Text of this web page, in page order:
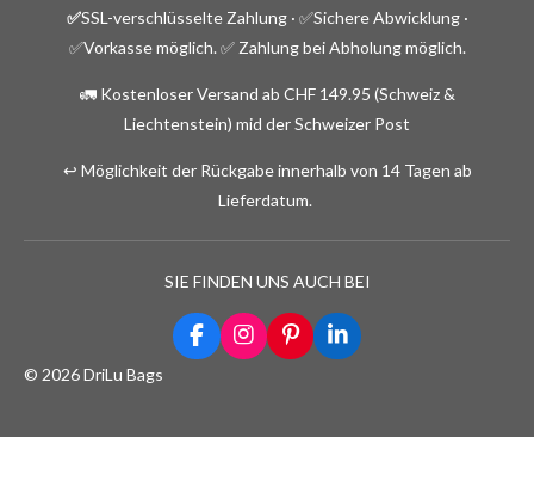
✅SSL-verschlüsselte Zahlung · ✅Sichere Abwicklung ·
✅Vorkasse möglich. ✅ Zahlung bei Abholung möglich.
🚛 Kostenloser Versand ab CHF 149.95 (Schweiz &
Liechtenstein) mid der Schweizer Post
↩️ Möglichkeit der Rückgabe innerhalb von 14 Tagen ab
Lieferdatum.
SIE FINDEN UNS AUCH BEI
F
a
I
n
P
i
L
i
© 2026 DriLu Bags